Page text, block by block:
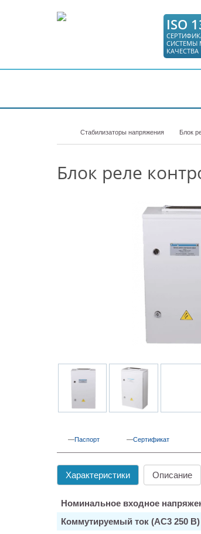
ISO
СИСТЕМЫ
КАЧЕСТВА
Стабилизаторы напряжения Блок
Блок реле
Паспорт Сертификат
Характеристики Описание
Номинальное входное
Коммутируемый ток (АС3 250 В)